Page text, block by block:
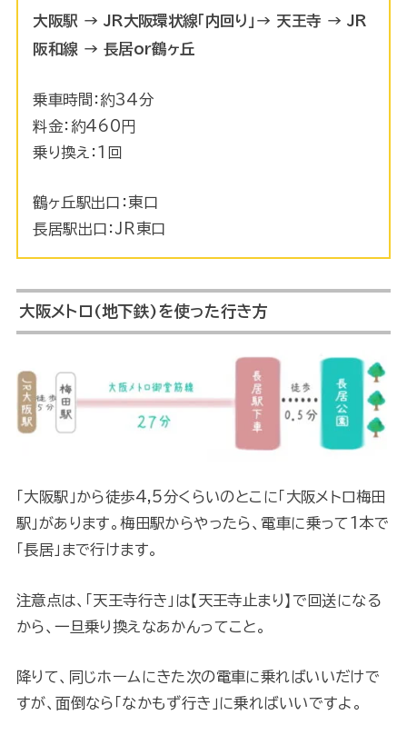
大阪駅 → JR大阪環状線「内回り」→ 天王寺 → JR
阪和線 → 長居or鶴ヶ丘
乗車時間：約34分
料金：約460円
乗り換え：1回
鶴ヶ丘駅出口：東口
長居駅出口：JR東口
大阪メトロ(地下鉄)を使った行き方
「大阪駅」から徒歩4,5分くらいのとこに「大阪メトロ梅田
駅」があります。梅田駅からやったら、電車に乗って1本で
「長居」まで行けます。
注意点は、「天王寺行き」は【天王寺止まり】で回送になる
から、一旦乗り換えなあかんってこと。
降りて、同じホームにきた次の電車に乗ればいいだけで
すが、面倒なら「なかもず行き」に乗ればいいですよ。